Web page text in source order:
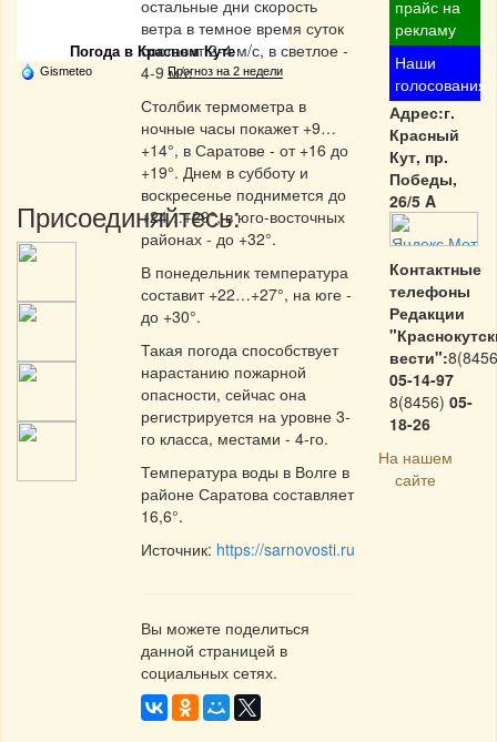
Частная реклама
Погода в Красном Куте
Gismeteo Прогноз на 2 недели
Присоединяйтесь:
остальные дни скорость
ветра в темное время суток
составит 2-4 м/с, в светлое -
4-9 м/с.
Столбик термометра в
ночные часы покажет +9…
+14°, в Саратове - от +16 до
+19°. Днем в субботу и
воскресенье поднимется до
+24…+29°, в юго-восточных
районах - до +32°.
В понедельник температура
составит +22…+27°, на юге -
до +30°.
Такая погода способствует
нарастанию пожарной
опасности, сейчас она
регистрируется на уровне 3-
го класса, местами - 4-го.
Температура воды в Волге в
районе Саратова составляет
16,6°.
Источник: https://sarnovosti.ru
Вы можете поделиться
данной страницей в
социальных сетях.
прайс на
рекламу
Наши
голосования
Адрес:г.
Красный
Кут, пр.
Победы,
26/5 A
Контактные
телефоны
Редакции
вести":
05-14-97
8(8456) 05-
18-26
На нашем
сайте